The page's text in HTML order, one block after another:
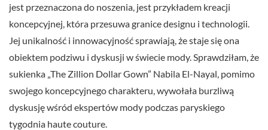
jest przeznaczona do noszenia, jest przykładem kreacji
koncepcyjnej, która przesuwa granice designu i technologii.
Jej unikalność i innowacyjność sprawiają, że staje się ona
obiektem podziwu i dyskusji w świecie mody. Sprawdziłam, że
sukienka „The Zillion Dollar Gown” Nabila El-Nayal, pomimo
swojego koncepcyjnego charakteru, wywołała burzliwą
dyskusję wśród ekspertów mody podczas paryskiego
tygodnia haute couture.